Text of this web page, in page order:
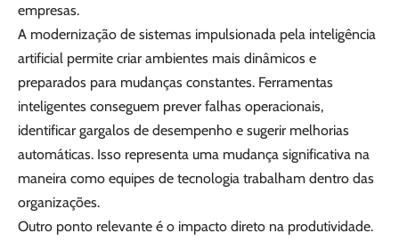
empresas.
A modernização de sistemas impulsionada pela inteligência
artificial permite criar ambientes mais dinâmicos e
preparados para mudanças constantes. Ferramentas
inteligentes conseguem prever falhas operacionais,
identificar gargalos de desempenho e sugerir melhorias
automáticas. Isso representa uma mudança significativa na
maneira como equipes de tecnologia trabalham dentro das
organizações.
Outro ponto relevante é o impacto direto na produtividade.